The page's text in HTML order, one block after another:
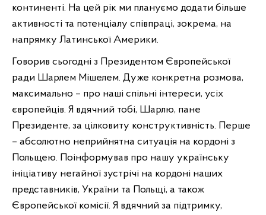
континенті. На цей рік ми плануємо додати більше
активності та потенціалу співпраці, зокрема, на
напрямку Латинської Америки.
Говорив сьогодні з Президентом Європейської
ради Шарлем Мішелем. Дуже конкретна розмова,
максимально – про наші спільні інтереси, усіх
європейців. Я вдячний тобі, Шарлю, пане
Президенте, за цілковиту конструктивність. Перше
– абсолютно неприйнятна ситуація на кордоні з
Польщею. Поінформував про нашу українську
ініціативу негайної зустрічі на кордоні наших
представників, України та Польщі, а також
Європейської комісії. Я вдячний за підтримку,